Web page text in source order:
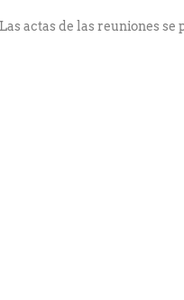
actas de las reuniones